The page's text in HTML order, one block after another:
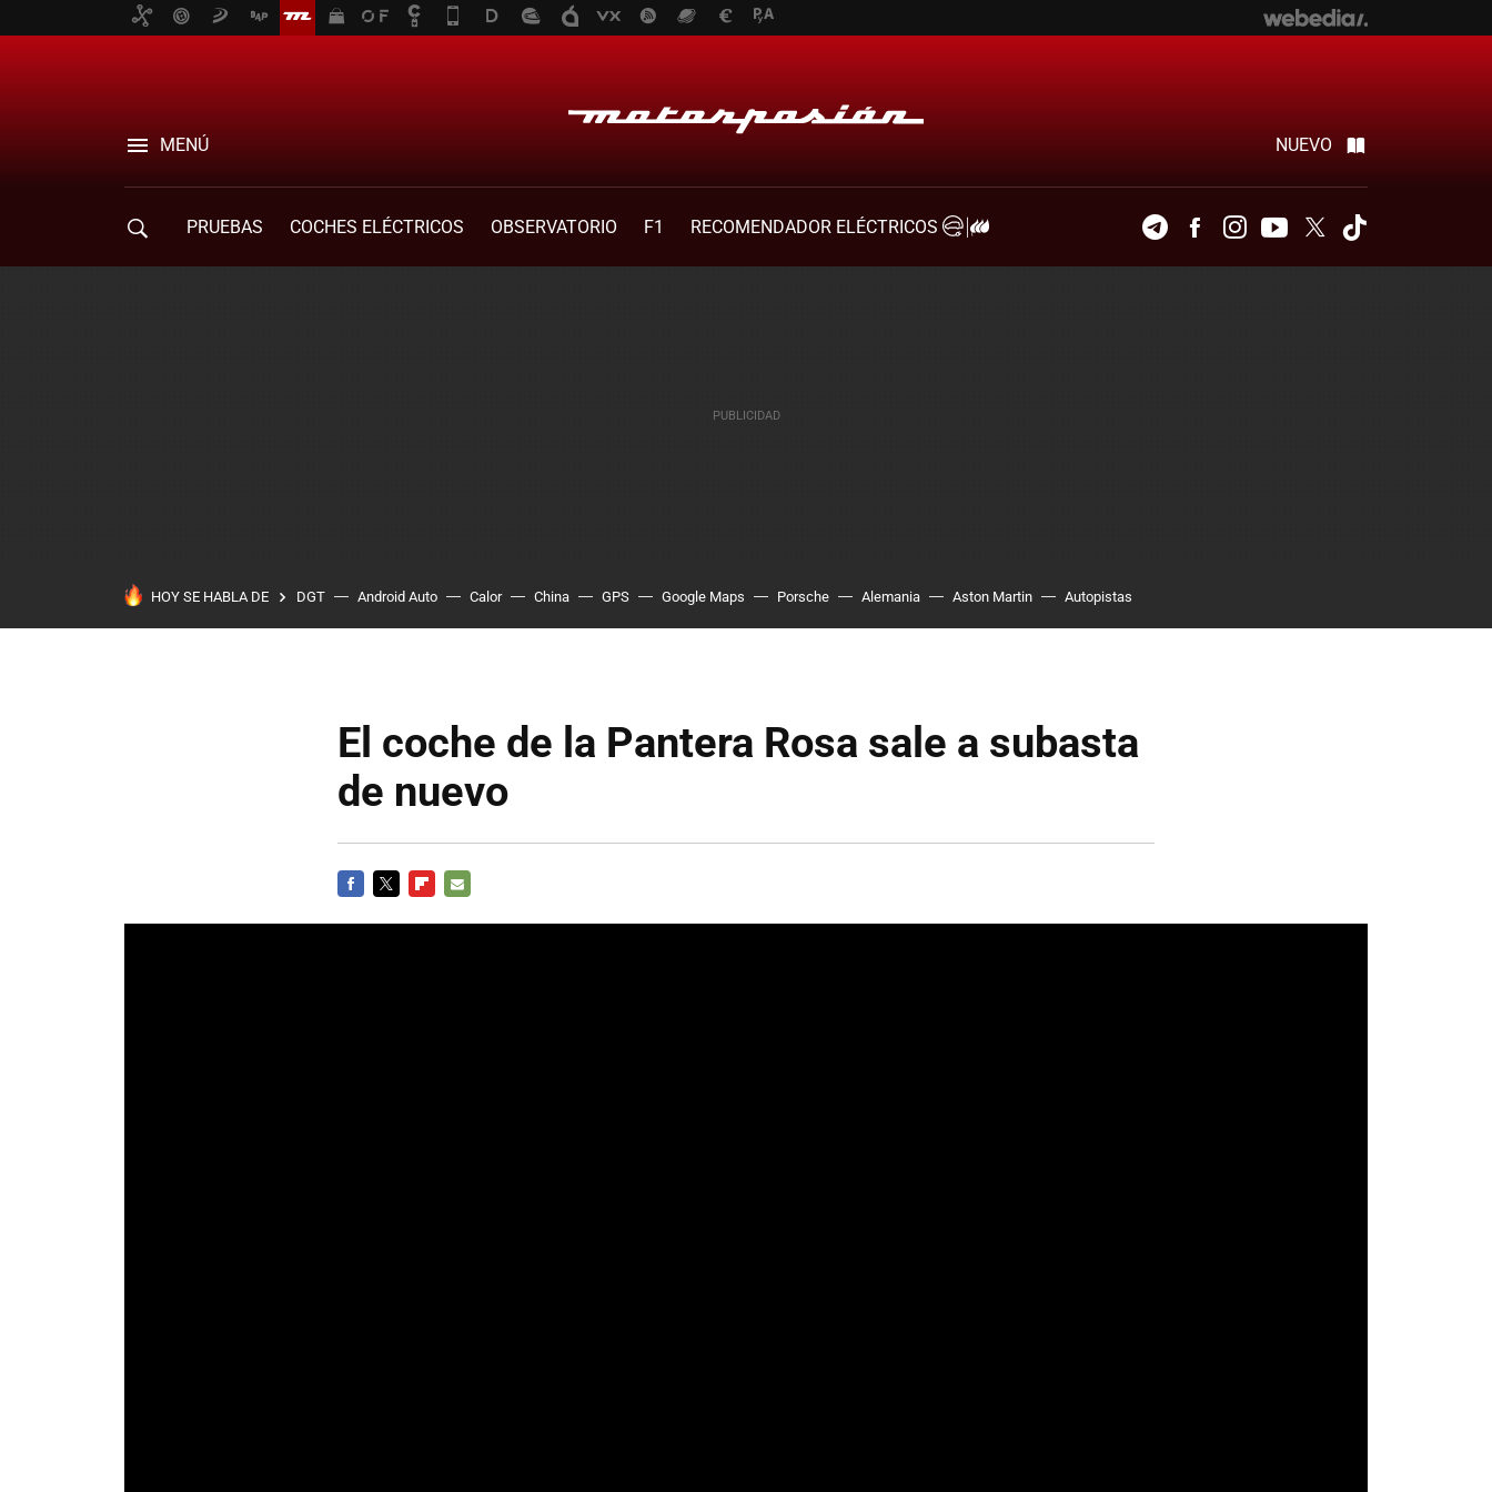
MENÚ NUEVO
PRUEBAS COCHES ELÉCTRICOS OBSERVATORIO F1
RECOMENDADOR ELÉCTRICOS
TelegramFacebookInstagramYoutubeTwitter
HOY SE HABLA DE DGT Android Auto Calor China GPS Google Maps Porsche Alemania Aston Martin Autopistas
El coche de la Pantera Rosa sale a subasta
de nuevo